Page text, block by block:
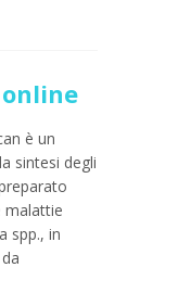
è un
sintesi degli
malattie
spp., in